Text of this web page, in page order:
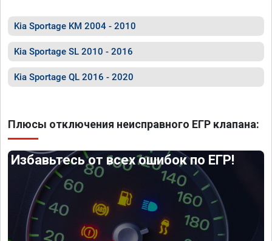
Kia Sportage KM 2004 - 2010
Kia Sportage SL 2010 - 2016
Kia Sportage QL 2016 - 2020
Плюсы отключения неисправного ЕГР клапана:
Избавьтесь от всех ошибок по ЕГР!